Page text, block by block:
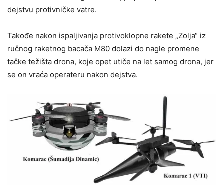
dejstvu protivničke vatre.
Takođe nakon ispaljivanja protivoklopne rakete „Zolja“ iz
ručnog raketnog bacača M80 dolazi do nagle promene
tačke težišta drona, koje opet utiče na let samog drona, jer
se on vraća operateru nakon dejstva.